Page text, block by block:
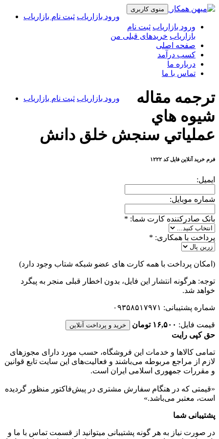
منوی کاربری
ورود بازاریاب ثبت نام بازاریاب
ورود بازاریاب ثبت نام
بازاریاب خریدهای قبلی من
صفحه اصلی
کسب درآمد
درباره ما
تماس با ما
ورود بازاریاب ثبت نام بازاریاب
ترجمه مقاله
شيوه هاي
عملياتي سنجش خلق دانش
فرم خرید آنلاین فایل کد ۱۲۲۲
ایمیل:
شماره موبایل:
بانک صادرکننده کارت شما: *
پرداخت با همکاری: *
(امکان پرداخت با همه کارت های عضو شبکه شتاب وجود دارد)
توجه: هرگونه انتشار این فایل، بدون اخطار قبلی منجر به پیگرد
خواهد شد.
شماره پشتیبانی: ۰۹۳۵۸۵۱۷۹۷۱
قیمت فایل: ۱۶,۵۰۰ تومان خرید و پرداخت آنلاین
حق کپی رایت
تمامی كالاها و خدمات اين فروشگاه، حسب مورد دارای مجوزهای
لازم از مراجع مربوطه می‌باشند و فعاليت‌های اين سايت تابع قوانين
و مقررات جمهوری اسلامی ايران است.
«قیمتی که در هنگام سفارش مشتری در پیش‌­فاکتور منظور گرديده
است، معتبر می‌باشد.»
پشتیبانی شما
در صورت نیاز به هر گونه پشتیبانی میتوانید از قسمت تماس با ما و